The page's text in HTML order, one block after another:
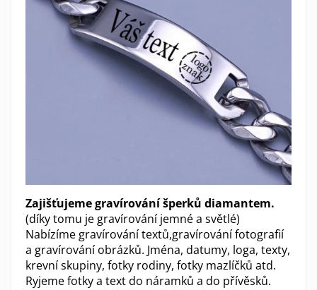
Zajišťujeme gravírování šperků diamantem.
(díky tomu je gravírování jemné a světlé)
Nabízíme gravírování textů,gravírování fotografií
a gravírování obrázků. Jména, datumy, loga, texty,
krevní skupiny, fotky rodiny, fotky mazlíčků atd.
Ryjeme fotky a text do náramků a do přívěsků.